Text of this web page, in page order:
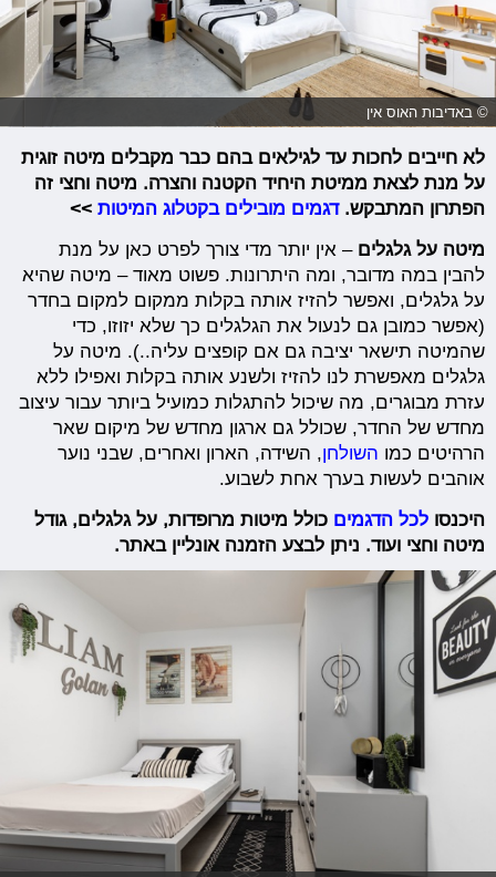
© באדיבות האוס אין
לא חייבים לחכות עד לגילאים בהם כבר מקבלים מיטה זוגית
על מנת לצאת ממיטת היחיד הקטנה והצרה. מיטה וחצי זה
הפתרון המתבקש.דגמים מובילים בקטלוג המיטות >>
מיטה על גלגלים – אין יותר מדי צורך לפרט כאן על מנת
להבין במה מדובר, ומה היתרונות. פשוט מאוד – מיטה שהיא
על גלגלים, ואפשר להזיז אותה בקלות ממקום למקום בחדר
(אפשר כמובן גם לנעול את הגלגלים כך שלא יזוזו, כדי
שהמיטה תישאר יציבה גם אם קופצים עליה..). מיטה על
גלגלים מאפשרת לנו להזיז ולשנע אותה בקלות ואפילו ללא
עזרת מבוגרים, מה שיכול להתגלות כמועיל ביותר עבור עיצוב
מחדש של החדר, שכולל גם ארגון מחדש של מיקום שאר
הרהיטים כמו השולחן, השידה, הארון ואחרים, שבני נוער
אוהבים לעשות בערך אחת לשבוע.
היכנסולכל הדגמים כולל מיטות מרופדות, על גלגלים, גודל
מיטה וחצי ועוד. ניתן לבצע הזמנה אונליין באתר.